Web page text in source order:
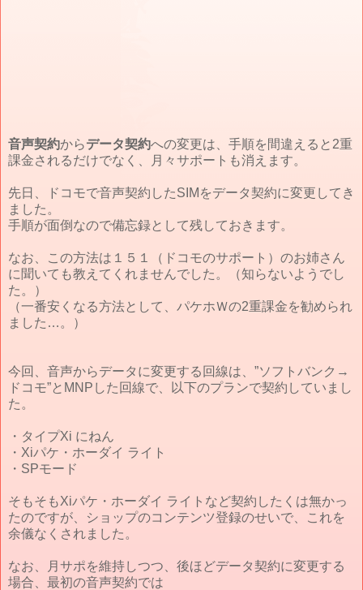
音声契約からデータ契約への変更は、手順を間違えると2重
課金されるだけでなく、月々サポートも消えます。
先日、ドコモで音声契約したSIMをデータ契約に変更してき
ました。
手順が面倒なので備忘録として残しておきます。
なお、この方法は１５１（ドコモのサポート）のお姉さん
に聞いても教えてくれませんでした。（知らないようでし
た。）
（一番安くなる方法として、パケホＷの2重課金を勧められ
ました…。）
今回、音声からデータに変更する回線は、”ソフトバンク→
ドコモ”とMNPした回線で、以下のプランで契約していまし
た。
・タイプXi にねん
・Xiパケ・ホーダイ ライト
・SPモード
そもそもXiパケ・ホーダイ ライトなど契約したくは無かっ
たのですが、ショップのコンテンツ登録のせいで、これを
余儀なくされました。
なお、月サポを維持しつつ、後ほどデータ契約に変更する
場合、最初の音声契約では